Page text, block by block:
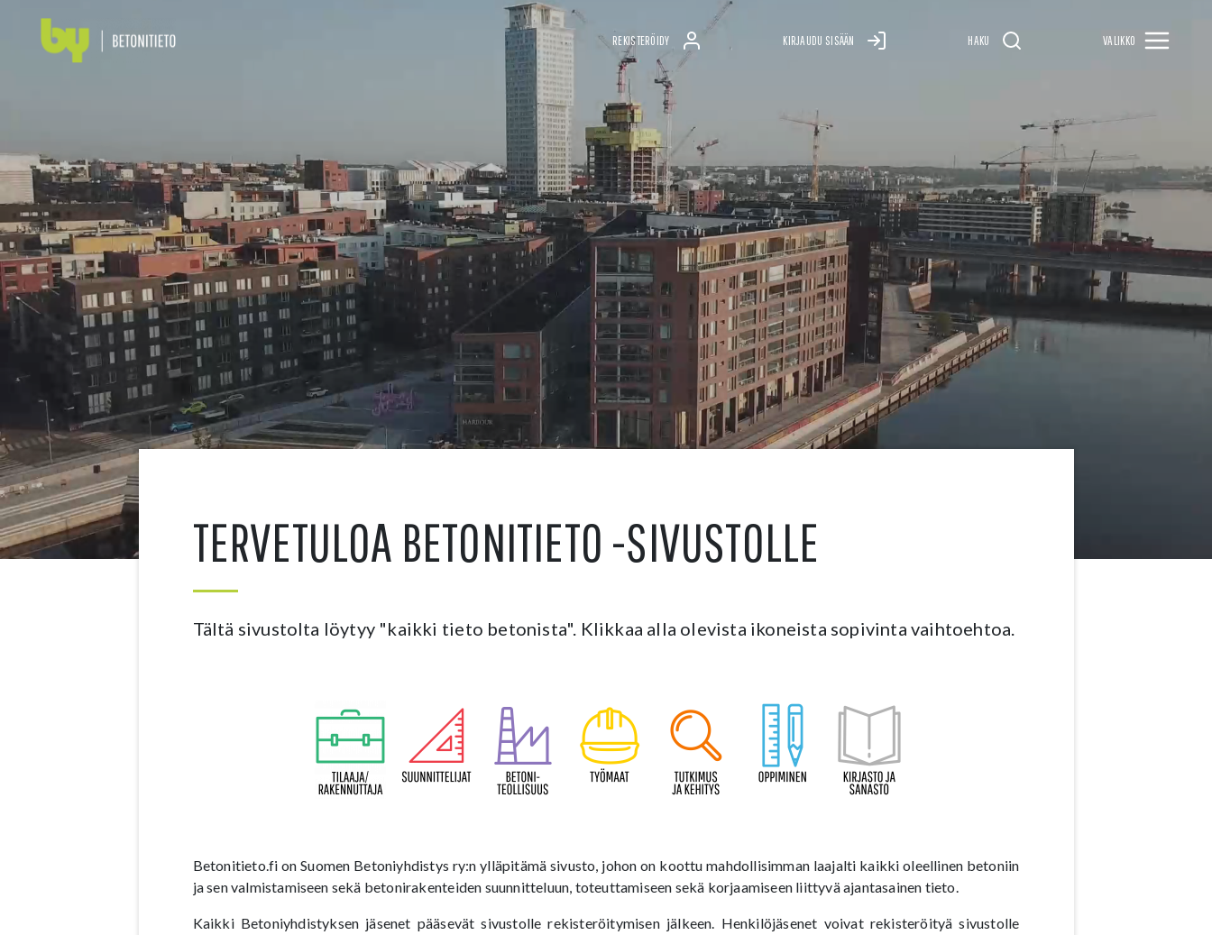
REKISTERÖIDY KIRJAUDU SISÄÄN HAKU VALIKKO
TERVETULOA BETONITIETO -SIVUSTOLLE
Tältä sivustolta löytyy "kaikki tieto betonista". Klikkaa alla olevista ikoneista sopivinta vaihtoehtoa.
Betonitieto.fi on Suomen Betoniyhdistys ry:n ylläpitämä sivusto, johon on koottu mahdollisimman laajalti kaikki oleellinen betoniin
ja sen valmistamiseen sekä betonirakenteiden suunnitteluun, toteuttamiseen sekä korjaamiseen liittyvä ajantasainen tieto.
Kaikki Betoniyhdistyksen jäsenet pääsevät sivustolle rekisteröitymisen jälkeen. Henkilöjäsenet voivat rekisteröityä sivustolle